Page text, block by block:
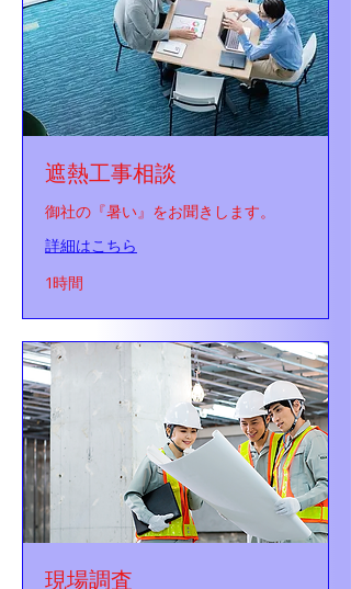
遮熱工事相談
御社の『暑い』をお聞きします。
詳細はこちら
1時間
現場調査